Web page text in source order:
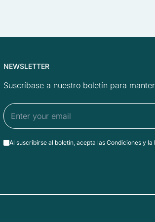
NEWSLETTER
Suscríbase a nuestro boletín para
Al suscribirse al boletín, acepta las Condiciones y